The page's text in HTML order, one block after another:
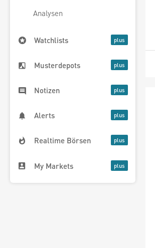
Analysen
Watchlists
Musterdepots
Notizen
Alerts
Realtime Börsen
My Markets